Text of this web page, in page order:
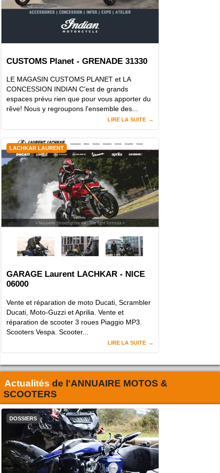
CUSTOMS Planet - GRENADE 31330
LE MAGASIN CUSTOMS PLANET et LA
CONCESSION INDIAN C'est de grands
espaces prévu rien que pour vous apporter du
rêve! Nous y regroupons l'ensemble des...
LIRE LA SUITE
LACHKAR LAURENT
GARAGE Laurent LACHKAR - NICE
06000
Vente et réparation de moto Ducati, Scrambler
Ducati, Moto-Guzzi et Aprilia. Vente et
réparation de scooter 3 roues Piaggio MP3.
Scooters Vespa. Scooter...
LIRE LA SUITE
Actualités de l'ANNUAIRE MOTOS &
SCOOTERS
DOSSIERS